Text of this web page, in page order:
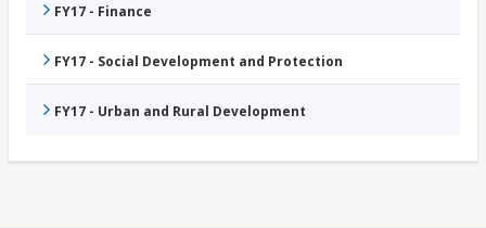
FY17 - Finance
FY17 - Social Development and Protection
FY17 - Urban and Rural Development